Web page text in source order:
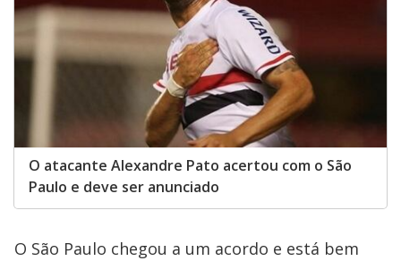
O atacante Alexandre Pato acertou com o São
Paulo e deve ser anunciado
O São Paulo chegou a um acordo e está bem